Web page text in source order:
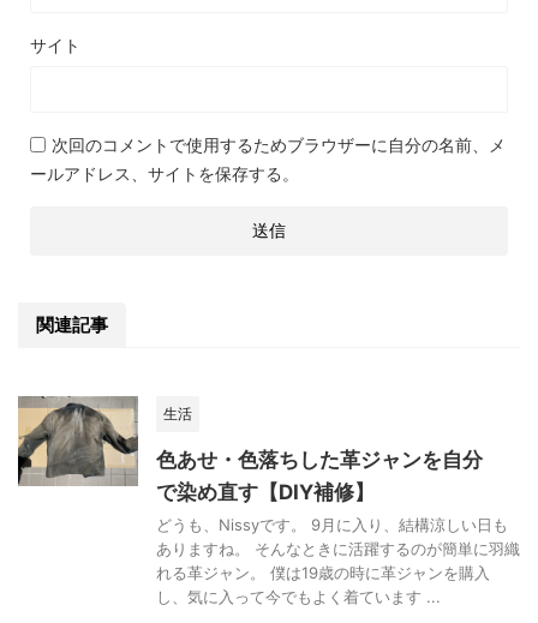
サイト
次回のコメントで使用するためブラウザーに自分の名前、メ
ールアドレス、サイトを保存する。
関連記事
生活
色あせ・色落ちした革ジャンを自分
で染め直す【DIY補修】
どうも、Nissyです。 9月に入り、結構涼しい日も
ありますね。 そんなときに活躍するのが簡単に羽織
れる革ジャン。 僕は19歳の時に革ジャンを購入
し、気に入って今でもよく着ています ...